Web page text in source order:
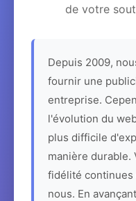
de votre
Depuis 2009,
fournir une
entreprise.
l'évolution du
plus difficile
manière durable.
fidélité
nous. En